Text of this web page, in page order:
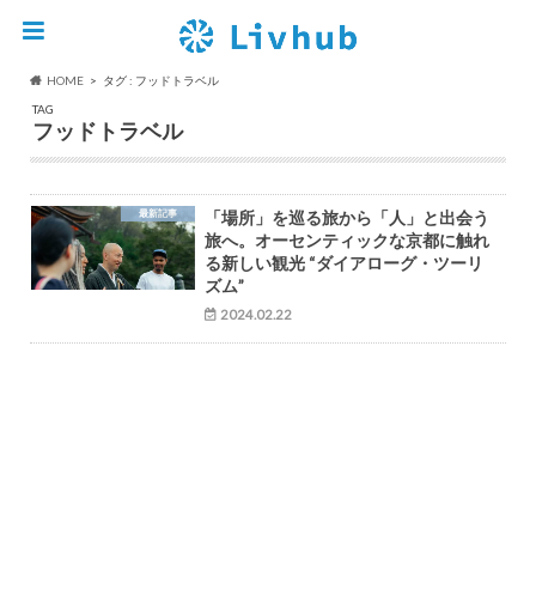
HOME
タグ : フッドトラベル
TAG
フッドトラベル
最新記事
「場所」を巡る旅から「人」と出会う
旅へ。オーセンティックな京都に触れ
る新しい観光 “ダイアローグ・ツーリ
ズム”
2024.02.22